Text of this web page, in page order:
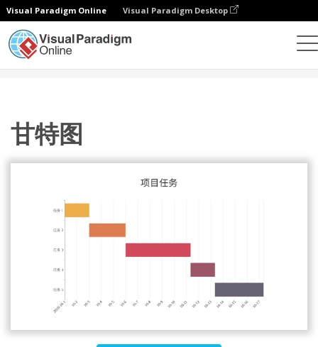
Visual Paradigm Online Visual Paradigm Desktop
甘特图